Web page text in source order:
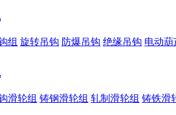
组 旋转吊钩 防爆吊钩 绝缘吊钩 电动
滑轮组 铸钢滑轮组 轧制滑轮组 铸铁滑